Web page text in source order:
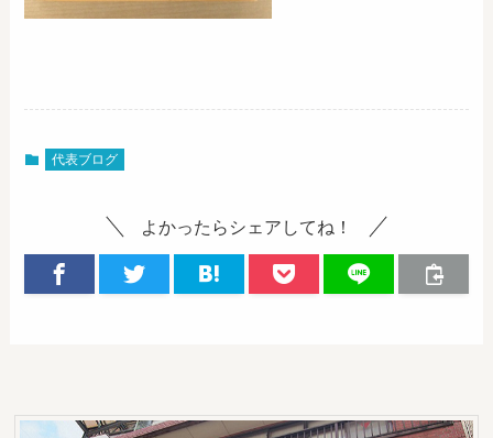
代表ブログ
よかったらシェアしてね！